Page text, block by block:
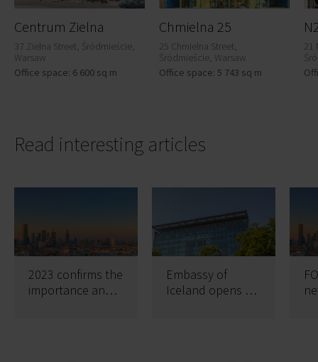
Centrum Zielna
37 Zielna Street, Śródmieście,
Warsaw
Office space: 6 600 sq m
Chmielna 25
25 Chmielna Street,
Śródmieście, Warsaw
Office space: 5 743 sq m
21
Read interesting articles
2023 confirms the
importance and
Embassy of
Iceland opens an